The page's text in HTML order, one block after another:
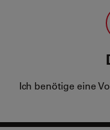
Ich benötige eine